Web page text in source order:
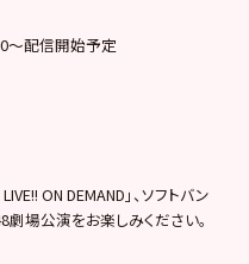
～配信開始予定
ON DEMAND」、ソフトバン
劇場公演をお楽しみください。